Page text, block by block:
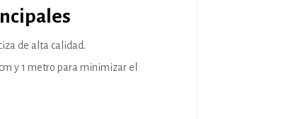
de alta calidad.
y 1 metro para minimizar el